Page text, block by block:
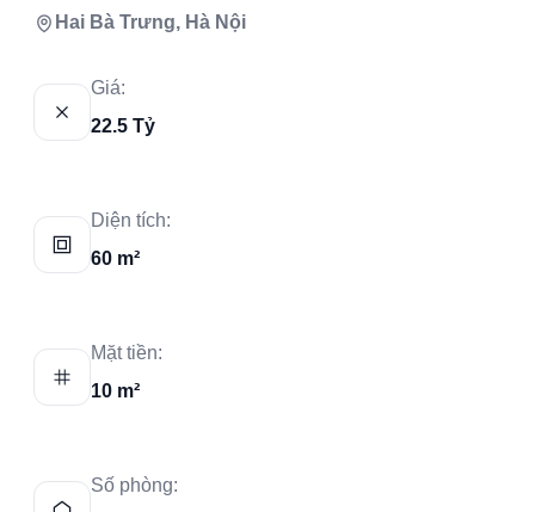
Hai Bà Trưng, Hà Nội
Giá:
22.5 Tỷ
Diện tích:
60 m²
Mặt tiền:
10 m²
Số phòng: